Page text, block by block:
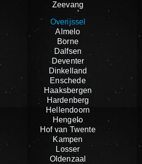
Zeevang
Overijssel
Almelo
Borne
Dalfsen
Deventer
Dinkelland
Enschede
Haaksbergen
Hardenberg
Hellendoorn
Hengelo
Hof van Twente
Kampen
Losser
Oldenzaal